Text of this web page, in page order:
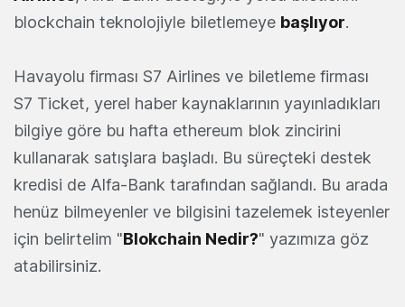
blockchain teknolojiyle biletlemeye başlıyor.
Havayolu firması S7 Airlines ve biletleme firması
S7 Ticket, yerel haber kaynaklarının yayınladıkları
bilgiye göre bu hafta ethereum blok zincirini
kullanarak satışlara başladı. Bu süreçteki destek
kredisi de Alfa-Bank tarafından sağlandı. Bu arada
henüz bilmeyenler ve bilgisini tazelemek isteyenler
için belirtelim "Blokchain Nedir?" yazımıza göz
atabilirsiniz.